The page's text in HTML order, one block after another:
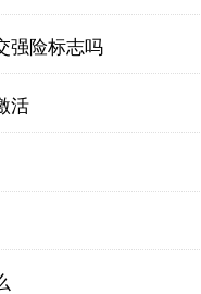
强险标志吗
活